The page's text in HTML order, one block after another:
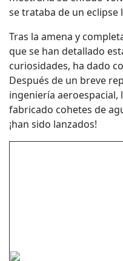
se trataba de un eclipse
Tras la amena y
que se han detallado
curiosidades, ha dado
Después de un breve
ingeniería aeroespacial,
fabricado cohetes de
¡han sido lanzados!